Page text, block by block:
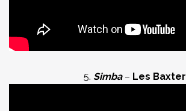
5. Simba– Les Baxter